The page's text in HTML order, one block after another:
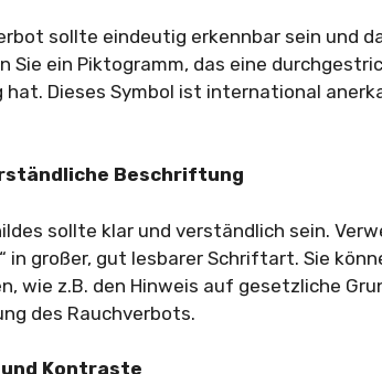
sollte eindeutig erkennbar sein und
Sie ein Piktogramm, das eine
hat. Dieses Symbol ist international
Beschriftung
sollte klar und verständlich sein.
in großer, gut lesbarer Schriftart. Sie
wie z.B. den Hinweis auf gesetzliche
des Rauchverbots.
Kontraste